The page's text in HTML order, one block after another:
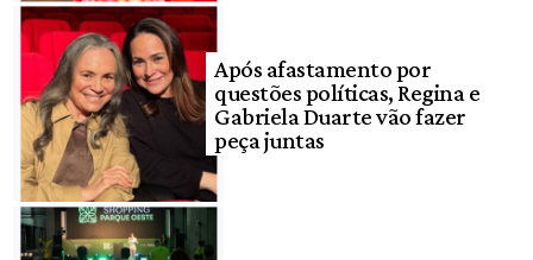
Após afastamento por
questões políticas, Regina e
Gabriela Duarte vão fazer
peça juntas